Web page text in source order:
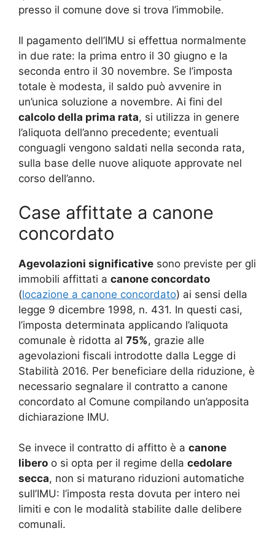
presso il comune dove si trova l’immobile.
Il pagamento dell’IMU si effettua normalmente
in due rate: la prima entro il 30 giugno e la
seconda entro il 30 novembre. Se l’imposta
totale è modesta, il saldo può avvenire in
un’unica soluzione a novembre. Ai fini del
calcolo della prima rata, si utilizza in genere
l’aliquota dell’anno precedente; eventuali
conguagli vengono saldati nella seconda rata,
sulla base delle nuove aliquote approvate nel
corso dell’anno.
Case affittate a canone
concordato
Agevolazioni significative sono previste per gli
immobili affittati a canone concordato
(locazione a canone concordato) ai sensi della
legge 9 dicembre 1998, n. 431. In questi casi,
l’imposta determinata applicando l’aliquota
comunale è ridotta al 75%, grazie alle
agevolazioni fiscali introdotte dalla Legge di
Stabilità 2016. Per beneficiare della riduzione, è
necessario segnalare il contratto a canone
concordato al Comune compilando un’apposita
dichiarazione IMU.
Se invece il contratto di affitto è a canone
libero o si opta per il regime della cedolare
secca, non si maturano riduzioni automatiche
sull’IMU: l’imposta resta dovuta per intero nei
limiti e con le modalità stabilite dalle delibere
comunali.